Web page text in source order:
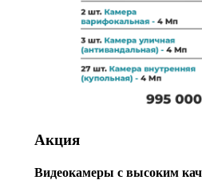
Акция
Видеокамеры с высоким